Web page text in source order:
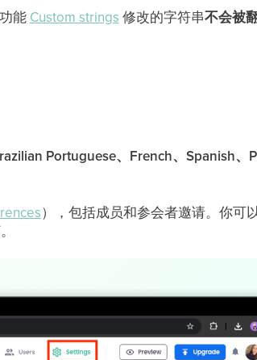
能 Custom strings 修改的字符串不会被
Portuguese、French、Spanish、
），包括成员和参会者邀请。你可